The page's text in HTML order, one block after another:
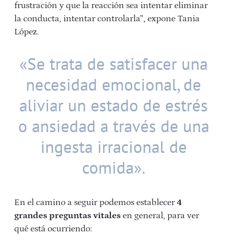
frustración y que la reacción sea intentar eliminar
la conducta, intentar controlarla”, expone Tania
López.
«Se trata de satisfacer una
necesidad emocional, de
aliviar un estado de estrés
o ansiedad a través de una
ingesta irracional de
comida».
En el camino a seguir podemos establecer4
grandes preguntas vitales en general, para ver
qué está ocurriendo: